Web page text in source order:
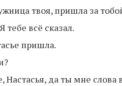
твоя, пришла за
всё сказал.
пришла.
Настасья, да ты мне